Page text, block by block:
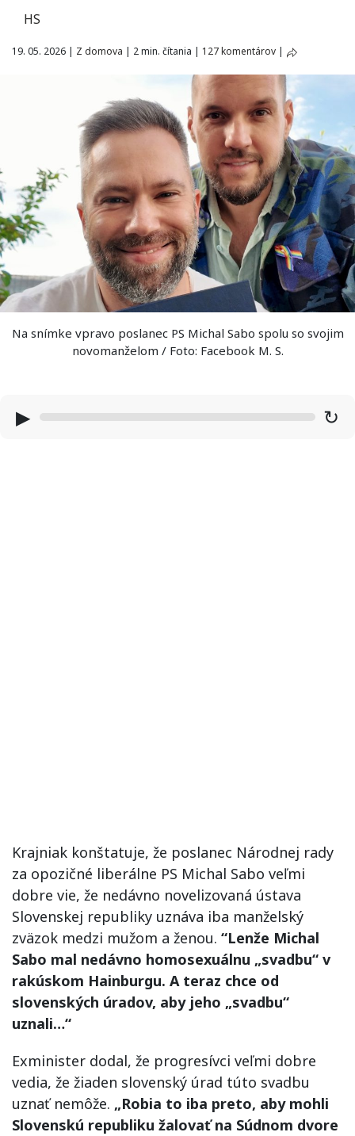
HS
19. 05. 2026 | Z domova | 2 min. čítania | 127 komentárov |
Na snímke vpravo poslanec PS Michal Sabo spolu so svojim
novomanželom / Foto: Facebook M. S.
▶ ↻
Krajniak konštatuje, že poslanec Národnej rady
za opozičné liberálne PS Michal Sabo veľmi
dobre vie, že nedávno novelizovaná ústava
Slovenskej republiky uznáva iba manželský
zväzok medzi mužom a ženou. “Lenže Michal
Sabo mal nedávno homosexuálnu „svadbu“ v
rakúskom Hainburgu. A teraz chce od
slovenských úradov, aby jeho „svadbu“
uznali…“
Exminister dodal, že progresívci veľmi dobre
vedia, že žiaden slovenský úrad túto svadbu
uznať nemôže. „Robia to iba preto, aby mohli
Slovenskú republiku žalovať na Súdnom dvore